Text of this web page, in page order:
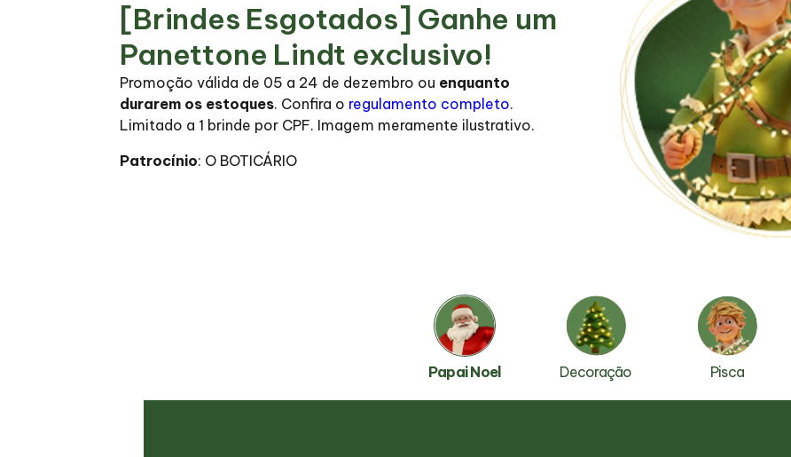
[Brindes Esgotados] Ganhe um
Panettone Lindt exclusivo!
Promoção válida de 05 a 24 de dezembro ou enquanto
durarem os estoques. Confira o regulamento completo.
Limitado a 1 brinde por CPF. Imagem meramente ilustrativo.
Patrocínio: O BOTICÁRIO
Papai Noel Decoração Pisca